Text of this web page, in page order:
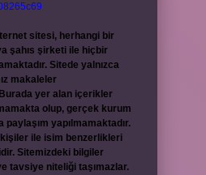
sitesi, herhangi bir
şahıs şirketi ile hiçbir
Sitede yalnızca
makaleler
yer alan içerikler
olup, gerçek kurum
paylaşım yapılmamaktadır.
ile isim benzerlikleri
Sitemizdeki bilgiler
tavsiye niteliği taşımazlar.